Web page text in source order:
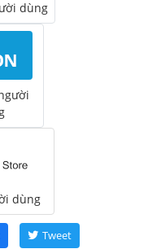
dùng
dùng
Tweet